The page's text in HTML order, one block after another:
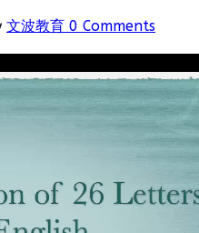
文波教育 0 Comments